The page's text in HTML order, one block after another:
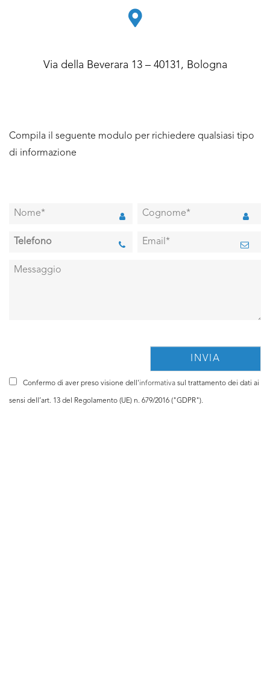
Via della Beverara 13 – 40131, Bologna
Compila il seguente modulo per richiedere qualsiasi tipo
di informazione
Confermo di aver preso visione dell'informativa sul trattamento dei dati ai
sensi dell’art. 13 del Regolamento (UE) n. 679/2016 ("GDPR").